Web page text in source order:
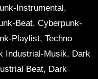
Instrumental,
Beat, Cyberpunk-
Playlist, Techno
Industrial-Musik, Dark
Beat, Dark